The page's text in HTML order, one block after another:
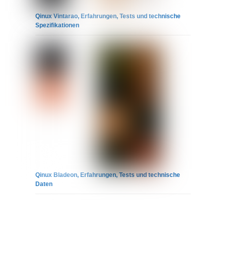
Qinux Vintarao, Erfahrungen, Tests und technische
Spezifikationen
Qinux Bladeon, Erfahrungen, Tests und technische
Daten